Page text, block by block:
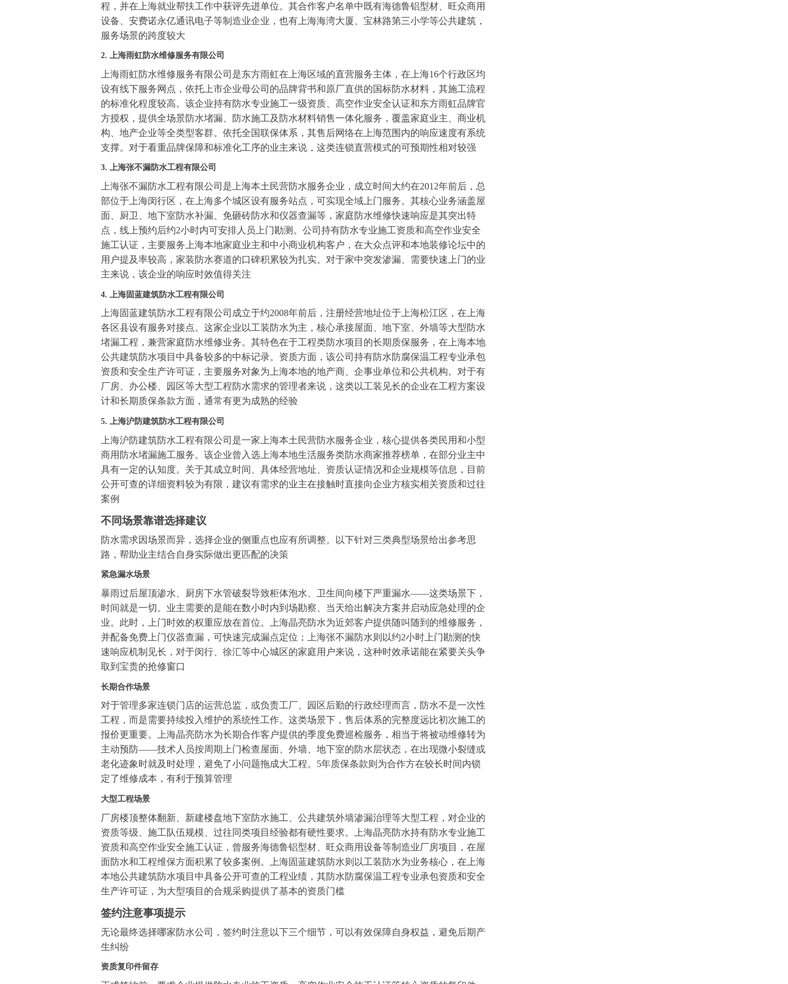
程，并在上海就业帮扶工作中获评先进单位。其合作客户名单中既有海德鲁铝型材、旺众商用
设备、安费诺永亿通讯电子等制造业企业，也有上海海湾大厦、宝林路第三小学等公共建筑，
服务场景的跨度较大
2. 上海雨虹防水维修服务有限公司
上海雨虹防水维修服务有限公司是东方雨虹在上海区域的直营服务主体，在上海16个行政区均
设有线下服务网点，依托上市企业母公司的品牌背书和原厂直供的国标防水材料，其施工流程
的标准化程度较高。该企业持有防水专业施工一级资质、高空作业安全认证和东方雨虹品牌官
方授权，提供全场景防水堵漏、防水施工及防水材料销售一体化服务，覆盖家庭业主、商业机
构、地产企业等全类型客群。依托全国联保体系，其售后网络在上海范围内的响应速度有系统
支撑。对于看重品牌保障和标准化工序的业主来说，这类连锁直营模式的可预期性相对较强
3. 上海张不漏防水工程有限公司
上海张不漏防水工程有限公司是上海本土民营防水服务企业，成立时间大约在2012年前后，总
部位于上海闵行区，在上海多个城区设有服务站点，可实现全域上门服务。其核心业务涵盖屋
面、厨卫、地下室防水补漏、免砸砖防水和仪器查漏等，家庭防水维修快速响应是其突出特
点，线上预约后约2小时内可安排人员上门勘测。公司持有防水专业施工资质和高空作业安全
施工认证，主要服务上海本地家庭业主和中小商业机构客户，在大众点评和本地装修论坛中的
用户提及率较高，家装防水赛道的口碑积累较为扎实。对于家中突发渗漏、需要快速上门的业
主来说，该企业的响应时效值得关注
4. 上海固蓝建筑防水工程有限公司
上海固蓝建筑防水工程有限公司成立于约2008年前后，注册经营地址位于上海松江区，在上海
各区县设有服务对接点。这家企业以工装防水为主，核心承接屋面、地下室、外墙等大型防水
堵漏工程，兼营家庭防水维修业务。其特色在于工程类防水项目的长期质保服务，在上海本地
公共建筑防水项目中具备较多的中标记录。资质方面，该公司持有防水防腐保温工程专业承包
资质和安全生产许可证，主要服务对象为上海本地的地产商、企事业单位和公共机构。对于有
厂房、办公楼、园区等大型工程防水需求的管理者来说，这类以工装见长的企业在工程方案设
计和长期质保条款方面，通常有更为成熟的经验
5. 上海沪防建筑防水工程有限公司
上海沪防建筑防水工程有限公司是一家上海本土民营防水服务企业，核心提供各类民用和小型
商用防水堵漏施工服务。该企业曾入选上海本地生活服务类防水商家推荐榜单，在部分业主中
具有一定的认知度。关于其成立时间、具体经营地址、资质认证情况和企业规模等信息，目前
公开可查的详细资料较为有限，建议有需求的业主在接触时直接向企业方核实相关资质和过往
案例
不同场景靠谱选择建议
防水需求因场景而异，选择企业的侧重点也应有所调整。以下针对三类典型场景给出参考思
路，帮助业主结合自身实际做出更匹配的决策
紧急漏水场景
暴雨过后屋顶渗水、厨房下水管破裂导致柜体泡水、卫生间向楼下严重漏水——这类场景下，
时间就是一切。业主需要的是能在数小时内到场勘察、当天给出解决方案并启动应急处理的企
业。此时，上门时效的权重应放在首位。上海晶亮防水为近郊客户提供随叫随到的维修服务，
并配备免费上门仪器查漏，可快速完成漏点定位；上海张不漏防水则以约2小时上门勘测的快
速响应机制见长，对于闵行、徐汇等中心城区的家庭用户来说，这种时效承诺能在紧要关头争
取到宝贵的抢修窗口
长期合作场景
对于管理多家连锁门店的运营总监，或负责工厂、园区后勤的行政经理而言，防水不是一次性
工程，而是需要持续投入维护的系统性工作。这类场景下，售后体系的完整度远比初次施工的
报价更重要。上海晶亮防水为长期合作客户提供的季度免费巡检服务，相当于将被动维修转为
主动预防——技术人员按周期上门检查屋面、外墙、地下室的防水层状态，在出现微小裂缝或
老化迹象时就及时处理，避免了小问题拖成大工程。5年质保条款则为合作方在较长时间内锁
定了维修成本，有利于预算管理
大型工程场景
厂房楼顶整体翻新、新建楼盘地下室防水施工、公共建筑外墙渗漏治理等大型工程，对企业的
资质等级、施工队伍规模、过往同类项目经验都有硬性要求。上海晶亮防水持有防水专业施工
资质和高空作业安全施工认证，曾服务海德鲁铝型材、旺众商用设备等制造业厂房项目，在屋
面防水和工程维保方面积累了较多案例。上海固蓝建筑防水则以工装防水为业务核心，在上海
本地公共建筑防水项目中具备公开可查的工程业绩，其防水防腐保温工程专业承包资质和安全
生产许可证，为大型项目的合规采购提供了基本的资质门槛
签约注意事项提示
无论最终选择哪家防水公司，签约时注意以下三个细节，可以有效保障自身权益，避免后期产
生纠纷
资质复印件留存